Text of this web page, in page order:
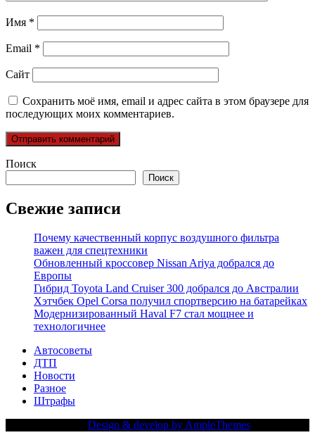
Имя *
Email *
Сайт
Сохранить моё имя, email и адрес сайта в этом браузере для
последующих моих комментариев.
Поиск
Поиск
Свежие записи
Почему качественный корпус воздушного фильтра
важен для спецтехники
Обновленный кроссовер Nissan Ariya добрался до
Европы
Гибрид Toyota Land Cruiser 300 добрался до Австралии
Хэтчбек Opel Corsa получил спортверсию на батарейках
Модернизированный Haval F7 стал мощнее и
технологичнее
Автосоветы
ДТП
Новости
Разное
Штрафы
Design & develop by AmpleThemes